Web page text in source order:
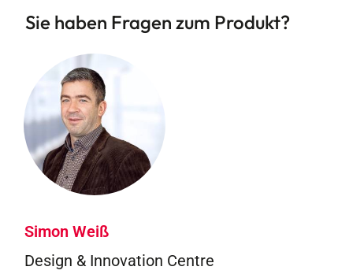
Sie haben Fragen zum Produkt?
Simon Weiß
Design & Innovation Centre